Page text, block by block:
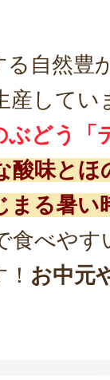
る自然豊
産してい
ぶどう「
酸味とほ
まる暑い
食べやす
お中元